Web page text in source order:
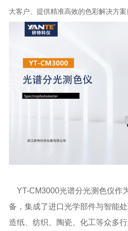
大客户、提供精准高效的色彩解决方案
YT-CM3000光谱分光测色仪作
备，集成了进口光学部件与智能
造纸、纺织、陶瓷、化工等众多行